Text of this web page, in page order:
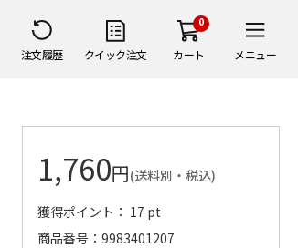
注文履歴 クイック注文
0
カート メニュー
1,760円(送料別・税込)
獲得ポイント： 17 pt
商品番号
9983401207